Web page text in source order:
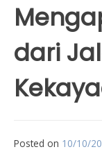
dari
Posted on 10/10/